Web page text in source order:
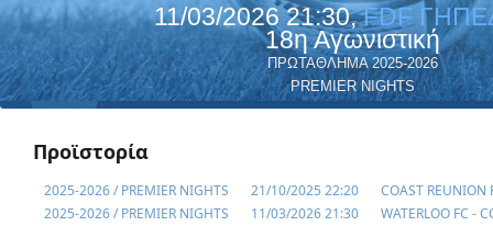
11/03/2026 21:30,FDF
18η Αγωνιστική
ΠΡΩΤΑΘΛΗΜΑ 2025-2026
PREMIER NIGHTS
Προϊστορία
2025-2026 / PREMIER NIGHTS 21/10/2025 22:20
COAST REUNION
2025-2026 / PREMIER NIGHTS
11/03/2026 21:30 WATERLOO FC -